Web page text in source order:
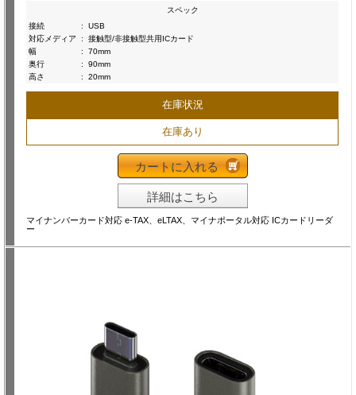
スペック
接続
:
USB
対応メディア
:
接触型/非接触型共用ICカード
幅
:
70mm
奥行
:
90mm
高さ
: 20mm
在庫状況
在庫あり
カートに入れる
詳細はこちら
マイナンバーカード対応 e-TAX、eLTAX、マイナポータル対応 ICカードリーダ
ー